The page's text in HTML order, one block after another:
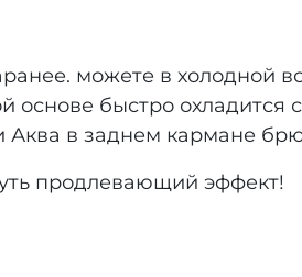
можете в холодной
быстро охладится
Аква в заднем кармане
продлевающий эффект!